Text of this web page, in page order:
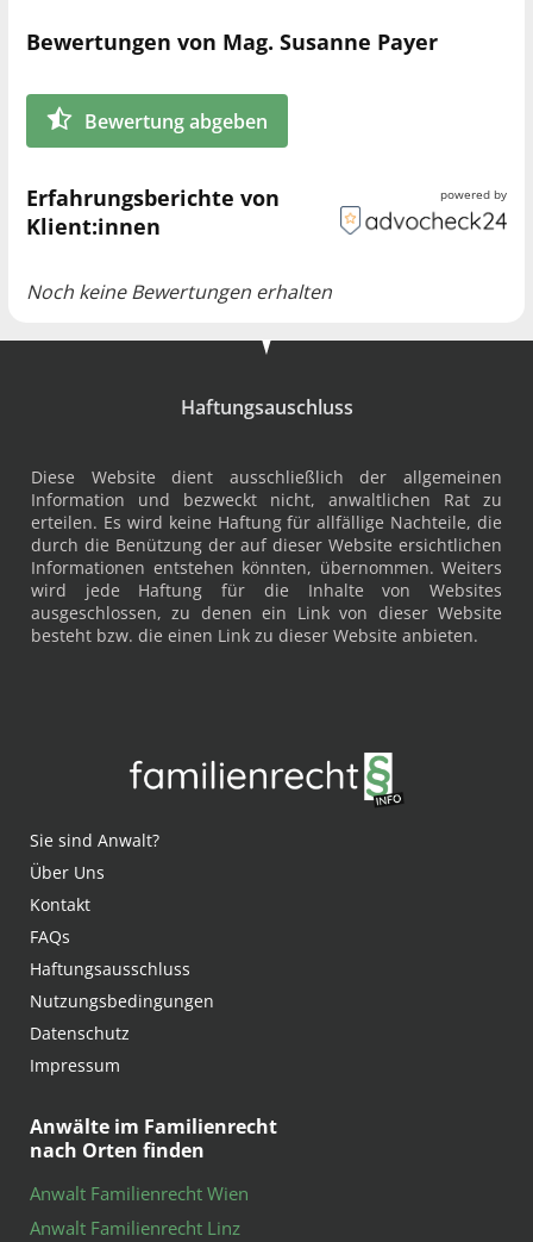
Unterhaltsrecht
Bewertungen von Mag. Susanne Payer
Bewertung abgeben
Erfahrungsberichte von
Klient:innen
powered by
Noch keine Bewertungen erhalten
Haftungsauschluss
Diese Website dient ausschließlich der allgemeinen
Information und bezweckt nicht, anwaltlichen Rat zu
erteilen. Es wird keine Haftung für allfällige Nachteile, die
durch die Benützung der auf dieser Website ersichtlichen
Informationen entstehen könnten, übernommen. Weiters
wird jede Haftung für die Inhalte von Websites
ausgeschlossen, zu denen ein Link von dieser Website
besteht bzw. die einen Link zu dieser Website anbieten.
Sie sind Anwalt?
Über Uns
Kontakt
FAQs
Haftungsausschluss
Nutzungsbedingungen
Datenschutz
Impressum
Anwälte im Familienrecht
nach Orten finden
Anwalt Familienrecht Wien
Anwalt Familienrecht Linz